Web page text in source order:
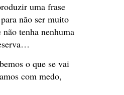
uma frase
não ser muito
tenha nenhuma
o que se vai
com medo,